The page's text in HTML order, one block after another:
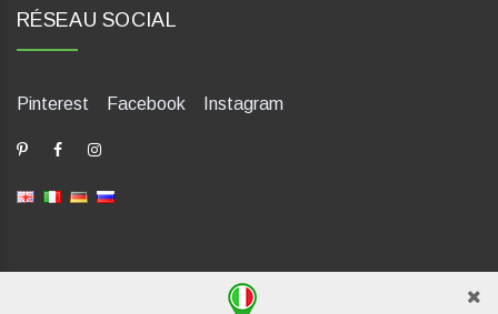
RÉSEAU SOCIAL
Pinterest Facebook Instagram